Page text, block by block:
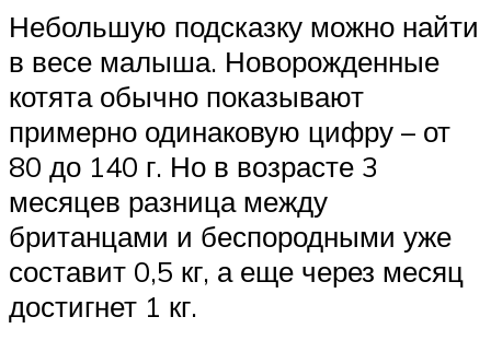
Небольшую подсказку можно найти
в весе малыша. Новорожденные
котята обычно показывают
примерно одинаковую цифру – от
80 до 140 г. Но в возрасте 3
месяцев разница между
британцами и беспородными уже
составит 0,5 кг, а еще через месяц
достигнет 1 кг.